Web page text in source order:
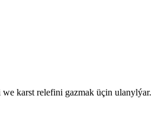
karst relefini gazmak üçin ulanylýar.